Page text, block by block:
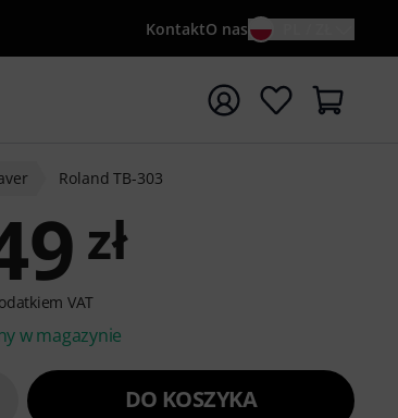
KontaktO nas
od słowa kluczowego {searchTerm}
Roland TB-303
zł
VAT
w magazynie
DO KOSZYKA